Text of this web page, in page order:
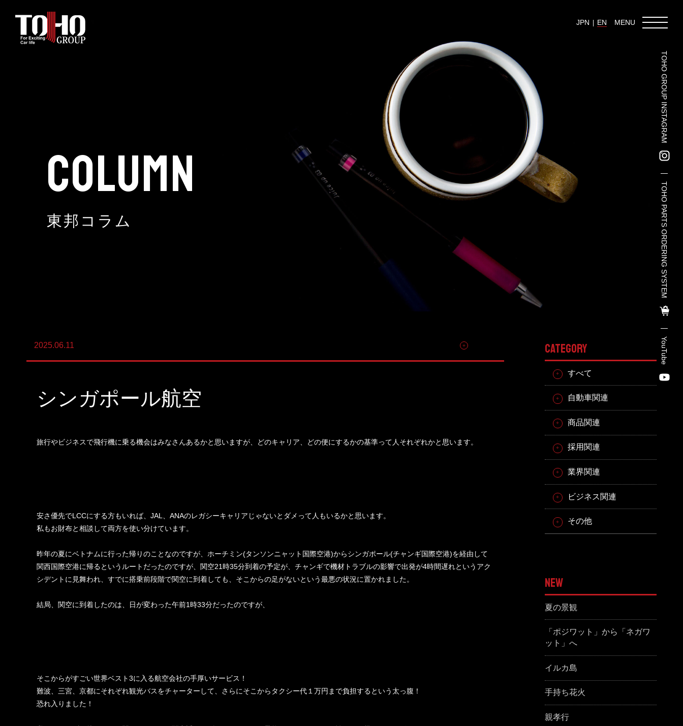
JPN EN MENU
Home
TOHO Automobile Co., Ltd.
TOHO Autofreude Co., Ltd.
TOHO Group Recruitment Information
TOHO Group News
TOHO Column
TOHO PARTS ORDERING SYSTEM
TOHO GROUP INSTAGRAM
YouTube
TOHO GROUP INSTAGRAM
TOHO PARTS ORDERING SYSTEM
YouTube
COLUMN
東邦コラム
2025.06.11
シンガポール航空
旅行やビジネスで飛行機に乗る機会はみなさんあるかと思いますが、どのキャリア、どの便にするかの基準って人それぞれかと思います。
安さ優先でLCCにする方もいれば、 JAL ANAのレガシーキャリアじゃないとダメって人もいるかと思います。
私もお財布と相談して両方を使い分けています。
昨年の夏にベトナムに行った帰りのことなのですが、ホーチミン(タンソンニャット国際空港)からシンガポール(チャンギ国際空港)を経由して
関西国際空港に帰るというルートだったのですが、関空21時35分到着の予定が、チャンギで機材トラブルの影響で出発が4時間遅れというアク
シデントに見舞われ、すでに搭乗前段階で関空に到着しても、そこからの足がないという最悪の状況に置かれました。
結局、関空に到着したのは、日が変わった午前1時33分だったのですが、
そこからがすごい世界ベスト3に入る航空会社の手厚いサービス！
難波、三宮、京都にそれぞれ観光バスをチャーターして、さらにそこからタクシー代１万円まで負担するという太っ腹！
恐れ入りました！
CATEGORY
すべて
自動車関連
商品関連
採用関連
業界関連
ビジネス関連
その他
NEW
夏の景観
「ポジワット」から「ネガワ
ット」へ
イルカ島
手持ち花火
親孝行